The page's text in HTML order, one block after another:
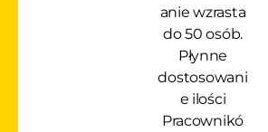
anie wzrasta
do 50 osób.
Płynne
dostosowani
e ilości
Pracownikó